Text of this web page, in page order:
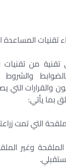
المساعدة
من تقنيات
بالضوابط
والقرارات
بما يأتي:
وغير